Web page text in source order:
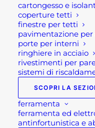
cartongesso e
coperture tetti
finestre per tetti
pavimentazione per
porte per interni
ringhiere in acciaio
rivestimenti per
sistemi di
SCOPRI LA
ferramenta
ferramenta ed
antinfortunistica e
serra